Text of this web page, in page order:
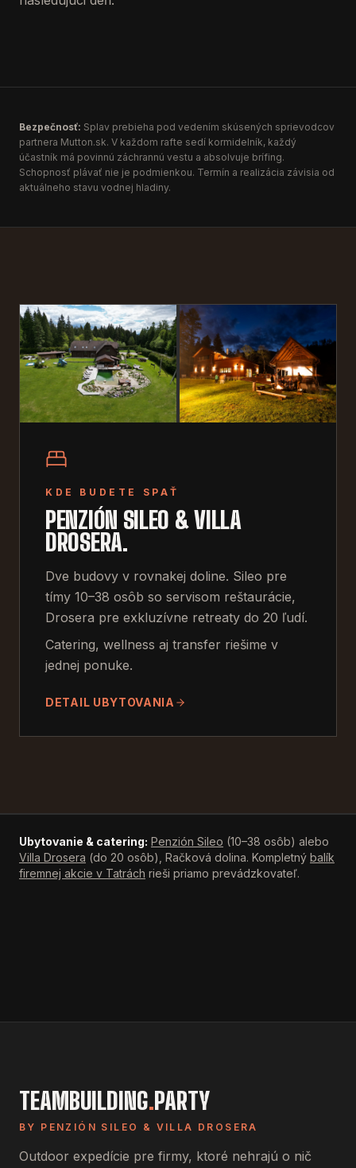
Bezpečnosť: Splav prebieha pod vedením skúsených sprievodcov
partnera Mutton.sk. V každom rafte sedí kormidelník, každý
účastník má povinnú záchrannú vestu a absolvuje brífing.
Schopnosť plávať nie je podmienkou. Termín a realizácia závisia od
aktuálneho stavu vodnej hladiny.
KDE BUDETE SPAŤ
PENZIÓN SILEO & VILLA
DROSERA.
Dve budovy v rovnakej doline. Sileo pre
tímy 10–38 osôb so servisom reštaurácie,
Drosera pre exkluzívne retreaty do 20 ľudí.
Catering, wellness aj transfer riešime v
jednej ponuke.
DETAIL UBYTOVANIA
Ubytovanie & catering: Penzión Sileo (10–38 osôb) alebo
Villa Drosera (do 20 osôb), Račková dolina. Kompletný balík
firemnej akcie v Tatrách rieši priamo prevádzkovateľ.
TEAMBUILDING.PARTY
BY PENZIÓN SILEO & VILLA DROSERA
Outdoor expedície pre firmy, ktoré nehrajú o nič